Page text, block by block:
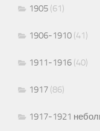
1905 (61)
1906-1910 (41)
1911-1916 (40)
1917 (86)
1917-1921